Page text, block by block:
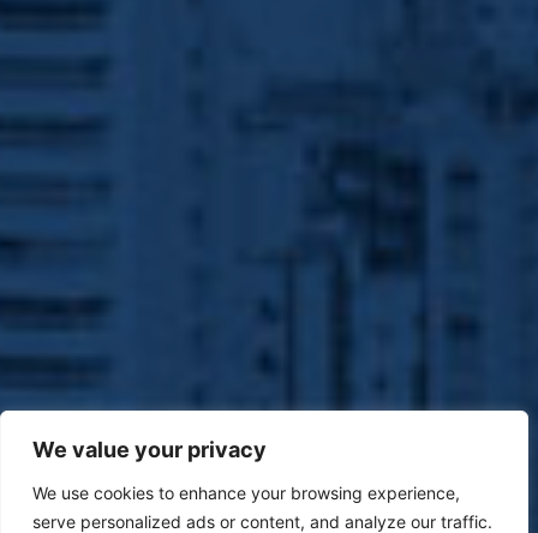
We value your privacy
We use cookies to enhance your browsing experience,
serve personalized ads or content, and analyze our traffic.